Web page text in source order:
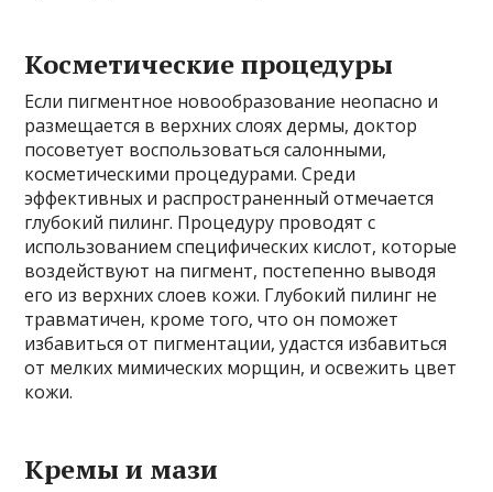
Косметические процедуры
Если пигментное новообразование неопасно и
размещается в верхних слоях дермы, доктор
посоветует воспользоваться салонными,
косметическими процедурами. Среди
эффективных и распространенный отмечается
глубокий пилинг. Процедуру проводят с
использованием специфических кислот, которые
воздействуют на пигмент, постепенно выводя
его из верхних слоев кожи. Глубокий пилинг не
травматичен, кроме того, что он поможет
избавиться от пигментации, удастся избавиться
от мелких мимических морщин, и освежить цвет
кожи.
Кремы и мази